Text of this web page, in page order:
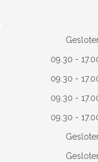
09.30 -
09.30 -
09.30 -
09.30 -